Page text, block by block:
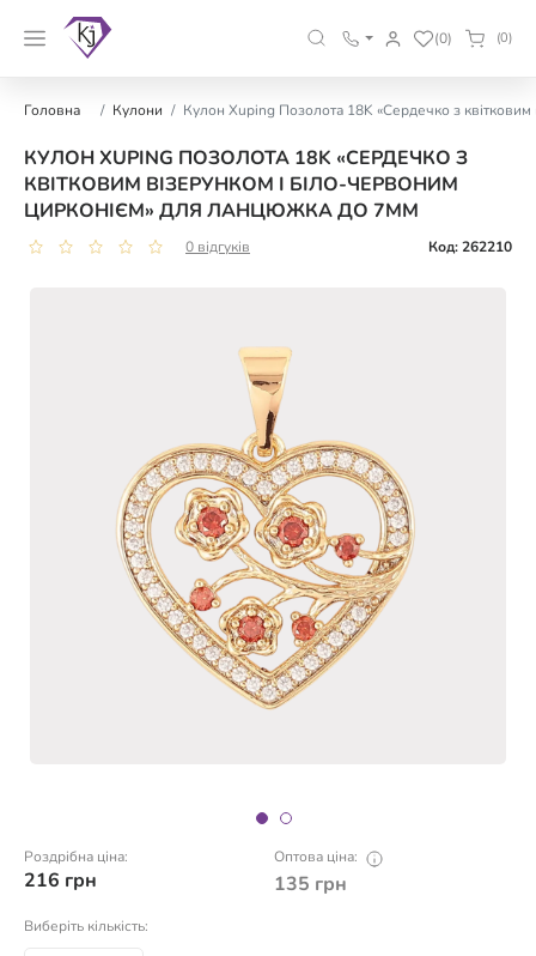
(0) (0)
Головна Кулони Кулон Xuping Позолота 18K «Сердечко з
КУЛОН XUPING ПОЗОЛОТА 18K «СЕРДЕЧКО З
КВІТКОВИМ ВІЗЕРУНКОМ І БІЛО-ЧЕРВОНИМ
ЦИРКОНІЄМ» ДЛЯ ЛАНЦЮЖКА ДО 7ММ
0 відгуків Код: 262210
Роздрібна ціна:
216 грн
Оптова ціна:
135 грн
Виберіть кількість: